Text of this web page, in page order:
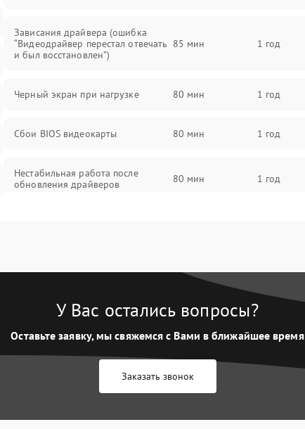
Зависания драйвера (ошибка
“Видеодрайвер перестал отвечать
и был восстановлен”)
85 мин 1 год
Черный экран при нагрузке 80 мин 1 год
Сбои BIOS видеокарты 80 мин 1 год
Нестабильная работа после
обновления драйверов
80 мин 1 год
У Вас остались вопросы?
Оставьте заявку, мы свяжемся с Вами в ближайшее время
Заказать звонок